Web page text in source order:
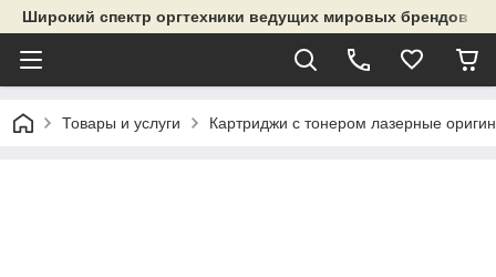
Широкий спектр оргтехники ведущих мировых брендов и
Товары и услуги Картриджи с тонером лазерные